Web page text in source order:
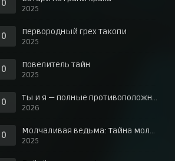
0
2025
0 Первородный грех Такопи
2025
0 Повелитель тайн
2025
0 Ты и я — полные противоположности
2026
0 Молчаливая ведьма: Тайна молчаливой колдуньи
2025